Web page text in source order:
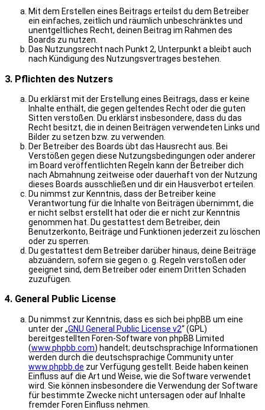
Mit dem Erstellen eines Beitrags erteilst du dem Betreiber
ein einfaches, zeitlich und räumlich unbeschränktes und
unentgeltliches Recht, deinen Beitrag im Rahmen des
Boards zu nutzen.
Das Nutzungsrecht nach Punkt 2, Unterpunkt a bleibt auch
nach Kündigung des Nutzungsvertrages bestehen.
3. Pflichten des Nutzers
Du erklärst mit der Erstellung eines Beitrags, dass er keine
Inhalte enthält, die gegen geltendes Recht oder die guten
Sitten verstoßen. Du erklärst insbesondere, dass du das
Recht besitzt, die in deinen Beiträgen verwendeten Links und
Bilder zu setzen bzw. zu verwenden.
Der Betreiber des Boards übt das Hausrecht aus. Bei
Verstößen gegen diese Nutzungsbedingungen oder anderer
im Board veröffentlichten Regeln kann der Betreiber dich
nach Abmahnung zeitweise oder dauerhaft von der Nutzung
dieses Boards ausschließen und dir ein Hausverbot erteilen.
Du nimmst zur Kenntnis, dass der Betreiber keine
Verantwortung für die Inhalte von Beiträgen übernimmt, die
er nicht selbst erstellt hat oder die er nicht zur Kenntnis
genommen hat. Du gestattest dem Betreiber, dein
Benutzerkonto, Beiträge und Funktionen jederzeit zu löschen
oder zu sperren.
Du gestattest dem Betreiber darüber hinaus, deine Beiträge
abzuändern, sofern sie gegen o. g. Regeln verstoßen oder
geeignet sind, dem Betreiber oder einem Dritten Schaden
zuzufügen.
4. General Public License
Du nimmst zur Kenntnis, dass es sich bei phpBB um eine
unter der „GNU General Public License v2“ (GPL)
bereitgestellten Foren-Software von phpBB Limited
(www.phpbb.com) handelt; deutschsprachige Informationen
werden durch die deutschsprachige Community unter
www.phpbb.de zur Verfügung gestellt. Beide haben keinen
Einfluss auf die Art und Weise, wie die Software verwendet
wird. Sie können insbesondere die Verwendung der Software
für bestimmte Zwecke nicht untersagen oder auf Inhalte
fremder Foren Einfluss nehmen.